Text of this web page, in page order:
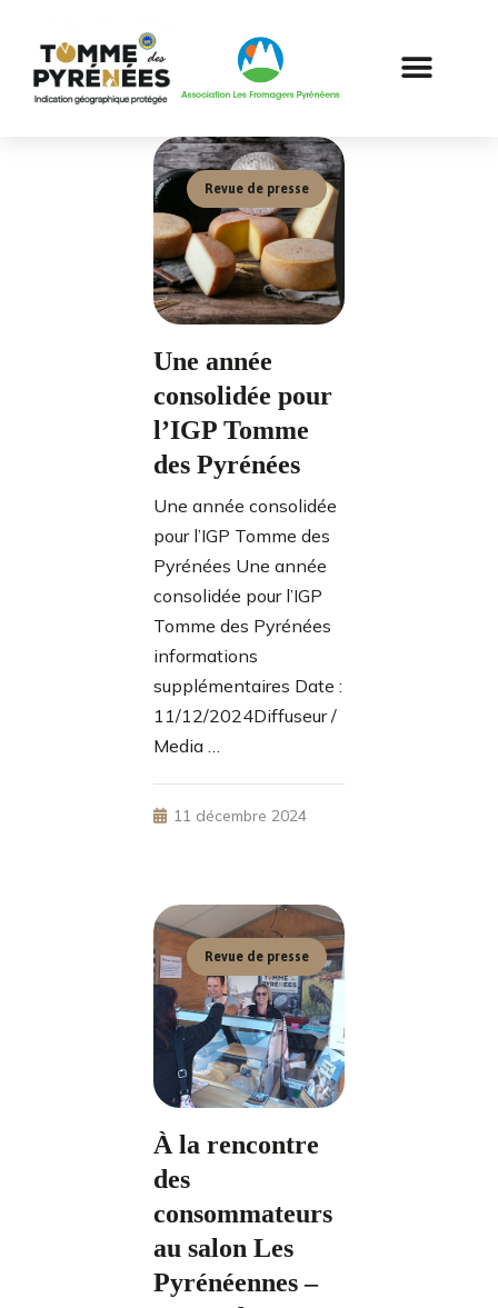
Revue de presse
Une année
consolidée pour
l’IGP Tomme
des Pyrénées
Une année consolidée
pour l’IGP Tomme des
Pyrénées Une année
consolidée pour l’IGP
Tomme des Pyrénées
informations
supplémentaires Date :
11/12/2024Diffuseur /
Media …
11 décembre 2024
Revue de presse
À la rencontre
des
consommateurs
au salon Les
Pyrénéennes –